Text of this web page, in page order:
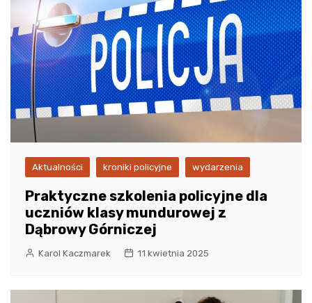
Aktualności kroniki policyjne wydarzenia
Praktyczne szkolenia policyjne dla
uczniów klasy mundurowej z
Dąbrowy Górniczej
Karol Kaczmarek 11 kwietnia 2025